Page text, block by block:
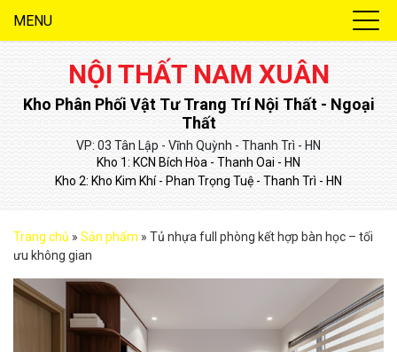
MENU
NỘI THẤT NAM XUÂN
Kho Phân Phối Vật Tư Trang Trí Nội Thất - Ngoại
Thất
VP: 03 Tân Lập - Vĩnh Quỳnh - Thanh Trì - HN
Kho 1: KCN Bích Hòa - Thanh Oai - HN
Kho 2: Kho Kim Khí - Phan Trọng Tuệ - Thanh Trì - HN
Trang chủ » Sản phẩm » Tủ nhựa full phòng kết hợp bàn học – tối
ưu không gian